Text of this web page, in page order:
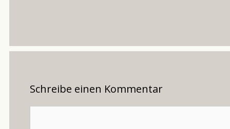
Schreibe einen Kommentar